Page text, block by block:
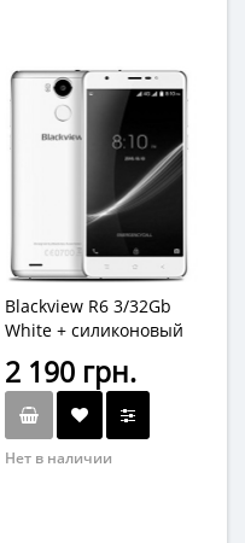
Blackview R6 3/32Gb
White + силиконовый
2 190 грн.
Нет в наличии